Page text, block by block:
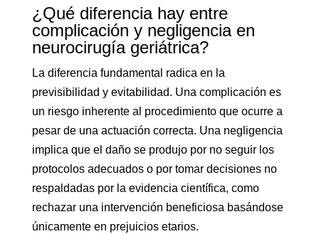
¿Qué diferencia hay entre
complicación y negligencia en
neurocirugía geriátrica?
La diferencia fundamental radica en la
previsibilidad y evitabilidad. Una complicación es
un riesgo inherente al procedimiento que ocurre a
pesar de una actuación correcta. Una negligencia
implica que el daño se produjo por no seguir los
protocolos adecuados o por tomar decisiones no
respaldadas por la evidencia científica, como
rechazar una intervención beneficiosa basándose
únicamente en prejuicios etarios.